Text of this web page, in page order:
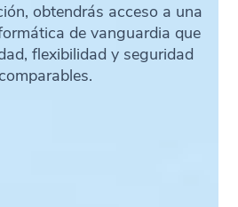
obtendrás acceso a una
de vanguardia que
flexibilidad y seguridad